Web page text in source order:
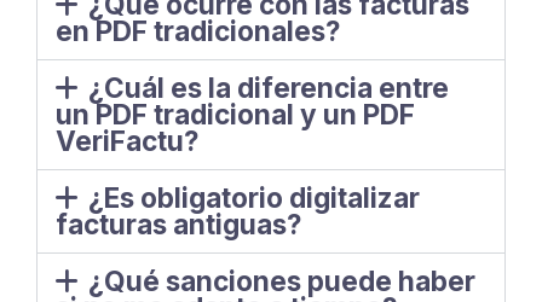
en PDF tradicionales?
¿Cuál es la diferencia entre
un PDF tradicional y un PDF
VeriFactu?
¿Es obligatorio digitalizar
facturas antiguas?
¿Qué sanciones puede haber